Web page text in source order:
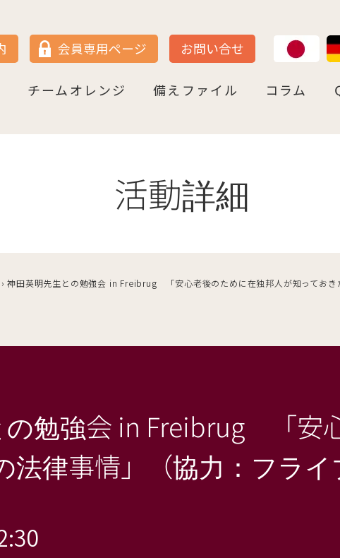
会員専用ページ お問い合せ
JP DE
チームオレンジ
備えファイル
コラム
活動詳細
› 神田英明先生との勉強会 in Freibrug 「安心老後のために在独邦人が知ってお
の勉強会 in Freibrug 「安
法律事情」（協力：フラ